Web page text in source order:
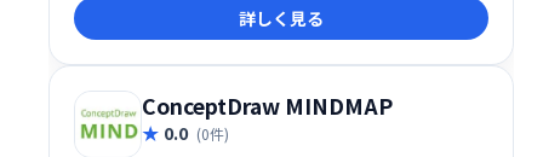
たことをすぐに書き留め、後から自由に編集・再構成
可能です。アイデア出しやブレインストーミングに最
適なツールです。
詳しく見る
ConceptDraw MINDMAP
0.0 (0件)